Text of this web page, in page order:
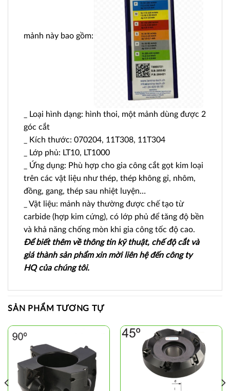
mảnh này bao gồm:
_ Loại hình dạng: hình thoi, một mảnh dùng được 2
góc cắt
_ Kích thước: 070204, 11T308, 11T304
_ Lớp phủ: LT10, LT1000
_ Ứng dụng: Phù hợp cho gia công cắt gọt kim loại
trên các vật liệu như thép, thép không gỉ, nhôm,
đồng, gang, thép sau nhiệt luyện…
_ Vật liệu: mảnh này thường được chế tạo từ
carbide (hợp kim cứng), có lớp phủ để tăng độ bền
và khả năng chống mòn khi gia công tốc độ cao.
Để biết thêm về thông tin kỹ thuật, chế độ cắt và
giá thành sản phẩm xin mời liên hệ đến công ty
HQ của chúng tôi.
SẢN PHẨM TƯƠNG TỰ